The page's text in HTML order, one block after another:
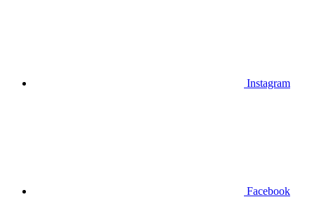
Instagram
Facebook